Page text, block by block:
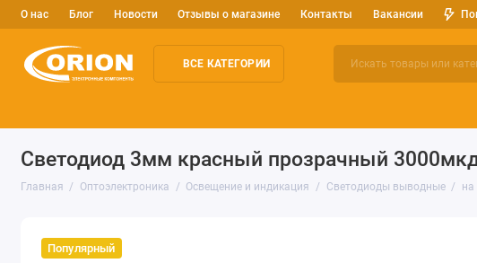
О нас Блог Новости Отзывы о магазине Контакты Вакансии
ВСЕ КАТЕГОРИИ
Светодиод 3мм красный прозрачный
Главная Оптоэлектроника Освещение и индикация Светодиоды выводные на
Популярный